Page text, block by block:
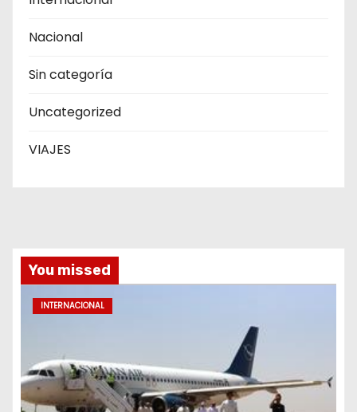
Nacional
Sin categoría
Uncategorized
VIAJES
You missed
INTERNACIONAL